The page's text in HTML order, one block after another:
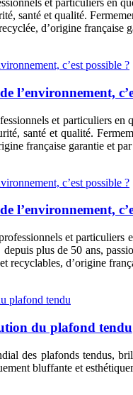
et particuliers en
santé et qualité.
d’origine
l’environnement,
et particuliers en
santé et qualité.
française garantie et
l’environnement,
et particuliers
plus de 50 ans,
recyclables, d’origine
du plafond tendu
des plafonds tendus,
bluffante et